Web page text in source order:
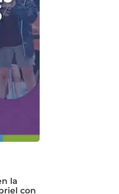
la
con